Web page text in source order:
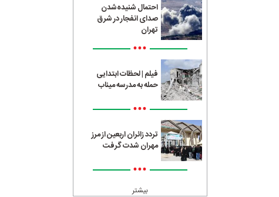
احتمال شنیده‌شدن
صدای انفجار در شرق
تهران
•••
فیلم | لحظات ابتدایی
حمله به مدرسه میناب
•••
تردد زائران اربعین از مرز
مهران شدت گرفت
•••
بیشتر